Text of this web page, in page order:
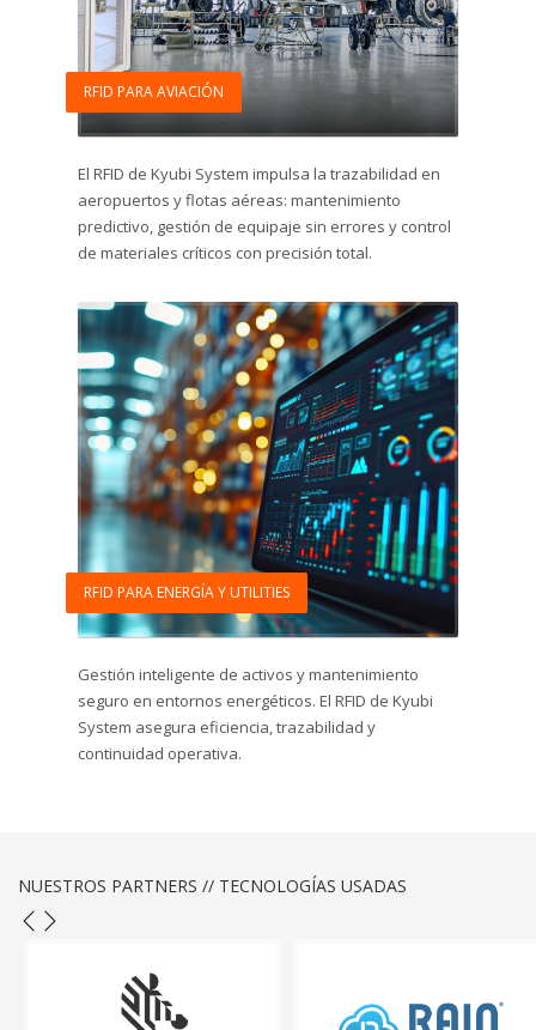
RFID PARA AVIACIÓN
El RFID de Kyubi System impulsa la trazabilidad en
aeropuertos y flotas aéreas: mantenimiento
predictivo, gestión de equipaje sin errores y control
de materiales críticos con precisión total.
RFID PARA ENERGÍA Y UTILITIES
Gestión inteligente de activos y mantenimiento
seguro en entornos energéticos. El RFID de Kyubi
System asegura eficiencia, trazabilidad y
continuidad operativa.
NUESTROS PARTNERS // TECNOLOGÍAS USADAS